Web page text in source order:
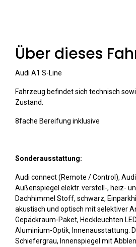
Über dieses
Audi A1 S-Line
Fahrzeug befindet sich technisch
Zustand.
8fache Bereifung inklusive
Sonderausstattung:
Audi connect (Remote / Control),
Außenspiegel elektr. verstell-, heiz-
Dachhimmel Stoff, schwarz,
akustisch und optisch mit selektiver
Gepäckraum-Paket, Heckleuchten
Aluminium-Optik, Innenausstattung:
Schiefergrau, Innenspiegel mit